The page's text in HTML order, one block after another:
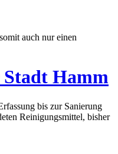
auch nur einen
Stadt Hamm
bis zur Sanierung
Reinigungsmittel, bisher